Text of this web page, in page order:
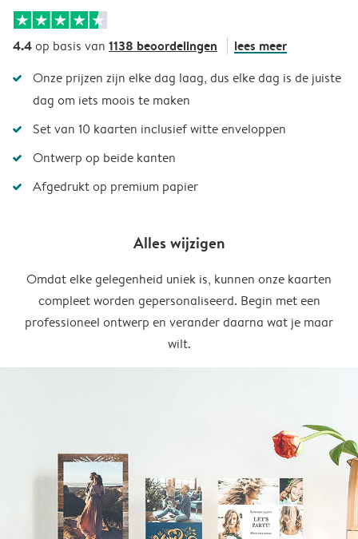
4.4op basis van 1138 beoordelingen lees meer
Onze prijzen zijn elke dag laag, dus elke dag is de juiste
dag om iets moois te maken
Set van 10 kaarten inclusief witte enveloppen
Ontwerp op beide kanten
Afgedrukt op premium papier
Alles wijzigen
Omdat elke gelegenheid uniek is, kunnen onze kaarten
compleet worden gepersonaliseerd. Begin met een
professioneel ontwerp en verander daarna wat je maar
wilt.